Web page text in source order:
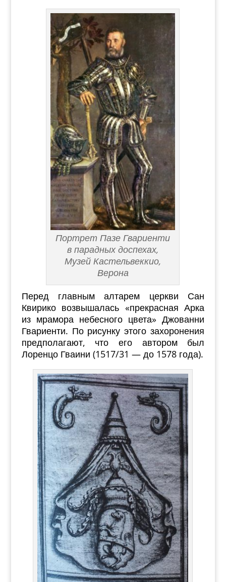
Портрет Пазе Гвариенти
в парадных доспехах,
Музей Кастельвеккио,
Верона
Перед главным алтарем церкви Сан
Квирико возвышалась «прекрасная Арка
из мрамора небесного цвета» Джованни
Гвариенти. По рисунку этого захоронения
предполагают, что его автором был
Лоренцо Гваини (1517/31 — до 1578 года).